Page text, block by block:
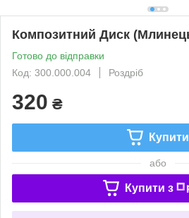
Композитний Диск
Готово до відправки
Код: 300.000.004
Роздріб
320 ₴
Купити
або
Купити з